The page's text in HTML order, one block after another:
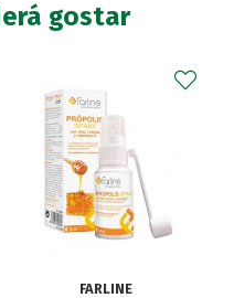
gostar
FARLINE